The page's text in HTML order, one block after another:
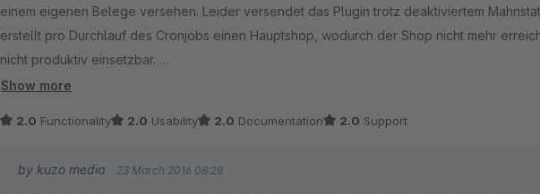
einem eigenen Belege versehen. Leider versendet das Plugin trotz deaktiviertem
erstellt pro Durchlauf des Cronjobs einen Hauptshop, wodurch der Shop nicht mehr
nicht produktiv einsetzbar.
Leider Email-Anfragen beim Hersteller gab es keine Rückmeldung resp. Hilfeleistung.
Show more
2.0 Functionality 2.0 Usability 2.0 Documentation 2.0 Support
by kuzo media 23 March 2016 08:28